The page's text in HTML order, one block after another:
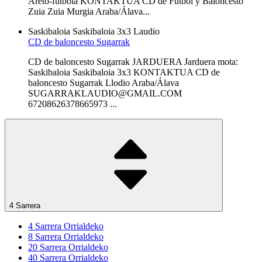
Zuia Zuia Murgia Araba/Álava...
Saskibaloia Saskibaloia 3x3 Laudio
CD de baloncesto Sugarrak
CD de baloncesto Sugarrak JARDUERA Jarduera mota:
Saskibaloia Saskibaloia 3x3 KONTAKTUA CD de
baloncesto Sugarrak Llodio Araba/Álava
SUGARRAKLAUDIO@GMAIL.COM
67208626378665973 ...
4 Sarrera
4 Sarrera Orrialdeko
8 Sarrera Orrialdeko
20 Sarrera Orrialdeko
40 Sarrera Orrialdeko